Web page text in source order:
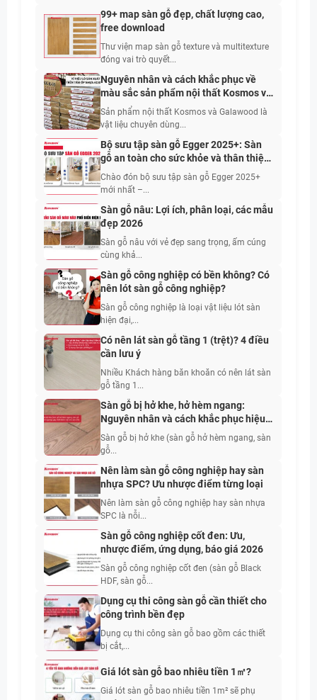
99+ map sàn gỗ đẹp, chất lượng cao,
free download
Thư viện map sàn gỗ texture và multitexture
đóng vai trò quyết...
Nguyên nhân và cách khắc phục về
màu sắc sản phẩm nội thất Kosmos và
Galawood
Sản phẩm nội thất Kosmos và Galawood là
vật liệu chuyên dùng...
Bộ sưu tập sàn gỗ Egger 2025+: Sàn
gỗ an toàn cho sức khỏe và thân thiện
với con người
Chào đón bộ sưu tập sàn gỗ Egger 2025+
mới nhất –...
Sàn gỗ nâu: Lợi ích, phân loại, các mẫu
đẹp 2026
Sàn gỗ nâu với vẻ đẹp sang trọng, ấm cúng
cùng khả...
Sàn gỗ công nghiệp có bền không? Có
nên lót sàn gỗ công nghiệp?
Sàn gỗ công nghiệp là loại vật liệu lót sàn
hiện đại,...
Có nên lát sàn gỗ tầng 1 (trệt)? 4 điều
cần lưu ý
Nhiều Khách hàng băn khoăn có nên lát sàn
gỗ tầng 1...
Sàn gỗ bị hở khe, hở hèm ngang:
Nguyên nhân và cách khắc phục hiệu
quả nhất 2026
Sàn gỗ bị hở khe (sàn gỗ hở hèm ngang, sàn
gỗ...
Nên làm sàn gỗ công nghiệp hay sàn
nhựa SPC? Ưu nhược điểm từng loại
Nên làm sàn gỗ công nghiệp hay sàn nhựa
SPC là nỗi...
Sàn gỗ công nghiệp cốt đen: Ưu,
nhược điểm, ứng dụng, báo giá 2026
Sàn gỗ công nghiệp cốt đen (sàn gỗ Black
HDF, sàn gỗ...
Dụng cụ thi công sàn gỗ cần thiết cho
công trình bền đẹp
Dụng cụ thi công sàn gỗ bao gồm các thiết
bị cắt,...
Giá lót sàn gỗ bao nhiêu tiền 1㎡?
Giá lót sàn gỗ bao nhiêu tiền 1m² sẽ phụ